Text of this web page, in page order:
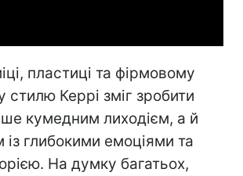
пластиці та фірмовому
стилю Керрі зміг зробити
кумедним лиходієм, а й
глибокими емоціями та
На думку багатьох,